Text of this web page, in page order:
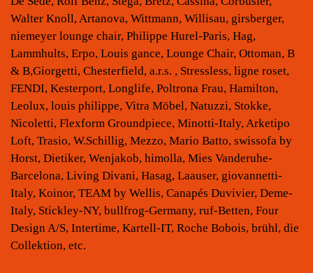
Walter Knoll, Artanova, Wittmann, Willisau, girsberger,
niemeyer lounge chair, Philippe Hurel-Paris, Hag,
Lammhults, Erpo, Louis gance, Lounge Chair, Ottoman, B
& B,Giorgetti, Chesterfield, a.r.s. , Stressless, ligne roset,
FENDI, Kesterport, Longlife, Poltrona Frau, Hamilton,
Leolux, louis philippe, Vitra Möbel, Natuzzi, Stokke,
Nicoletti, Flexform Groundpiece, Minotti-Italy, Arketipo
Loft, Trasio, W.Schillig, Mezzo, Mario Batto, swissofa by
Horst, Dietiker, Wenjakob, himolla, Mies Vanderuhe-
Barcelona, Living Divani, Hasag, Laauser, giovannetti-
Italy, Koinor, TEAM by Wellis, Canapés Duvivier, Deme-
Italy, Stickley-NY, bullfrog-Germany, ruf-Betten, Four
Design A/S, Intertime, Kartell-IT, Roche Bobois, brühl, die
Collektion, etc.